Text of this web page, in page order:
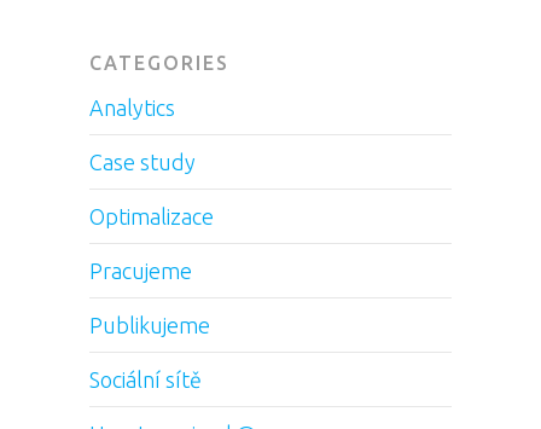
CATEGORIES
Analytics
Case study
Optimalizace
Pracujeme
Publikujeme
Sociální sítě